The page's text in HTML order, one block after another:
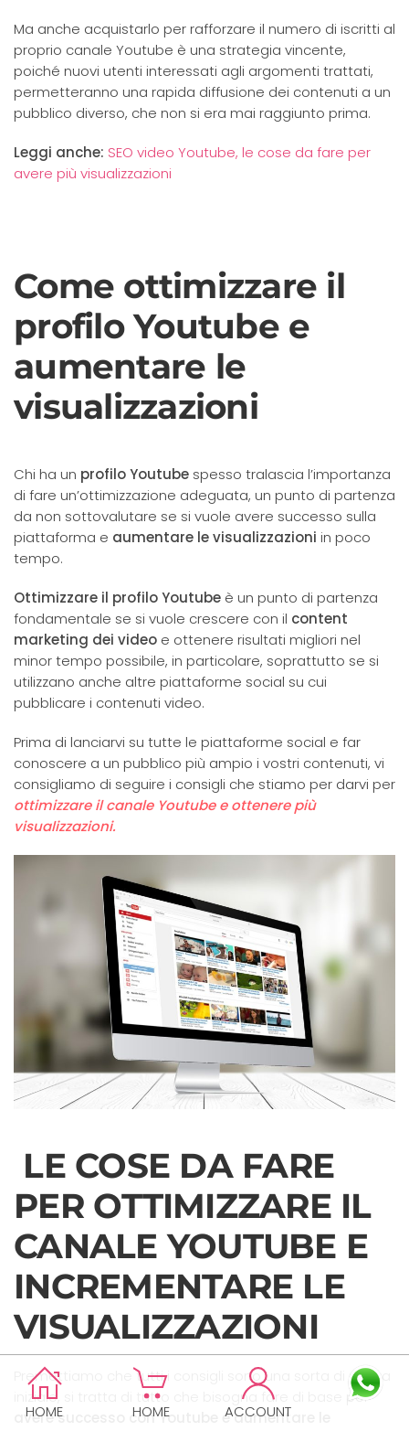
Ma anche acquistarlo per rafforzare il numero di iscritti al
proprio canale Youtube è una strategia vincente,
poiché nuovi utenti interessati agli argomenti trattati,
permetteranno una rapida diffusione dei contenuti a un
pubblico diverso, che non si era mai raggiunto prima.
Leggi anche: SEO video Youtube, le cose da fare per
avere più visualizzazioni
Come ottimizzare il
profilo Youtube e
aumentare le
visualizzazioni
Chi ha un profilo Youtube spesso tralascia l’importanza
di fare un’ottimizzazione adeguata, un punto di partenza
da non sottovalutare se si vuole avere successo sulla
piattaforma e aumentare le visualizzazioni in poco
tempo.
Ottimizzare il profilo Youtube è un punto di partenza
fondamentale se si vuole crescere con il content
marketing dei video e ottenere risultati migliori nel
minor tempo possibile, in particolare, soprattutto se si
utilizzano anche altre piattaforme social su cui
pubblicare i contenuti video.
Prima di lanciarvi su tutte le piattaforme social e far
conoscere a un pubblico più ampio i vostri contenuti, vi
consigliamo di seguire i consigli che stiamo per darvi per
ottimizzare il canale Youtube e ottenere più
visualizzazioni.
LE COSE DA FARE
PER OTTIMIZZARE IL
CANALE YOUTUBE E
INCREMENTARE LE
VISUALIZZAZIONI
Premettiamo che tutti i consigli sono una sorta di spinta
iniziale, si tratta di tutto che bisogna fare di base per
avere successo con Youtube e aumentare le
HOME HOME ACCOUNT